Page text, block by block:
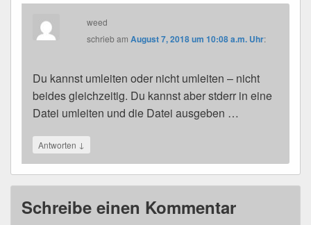
weed
schriebamAugust 7, 2018 um 10:08 a.m. Uhr:
Du kannst umleiten oder nicht umleiten – nicht
beides gleichzeitig. Du kannst aber stderr in eine
Datei umleiten und die Datei ausgeben …
Antworten ↓
Schreibe einen Kommentar